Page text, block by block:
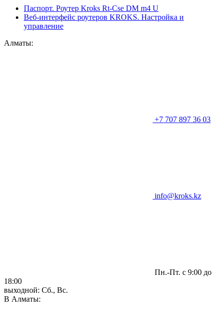
Паспорт. Роутер Kroks Rt-Cse DM m4 U
Веб-интерфейс роутеров KROKS. Настройка и
управление
Алматы:
+7 707 897 36 03
info@kroks.kz
Пн.-Пт. с 9:00 до
18:00
выходной: Сб., Вс.
В Алматы: